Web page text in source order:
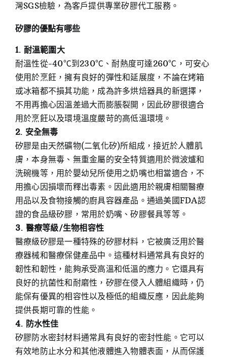
灣SGS檢驗，為客戶提供專業矽膠代工服務。
矽膠的優點有哪些
1. 耐溫範圍大
耐溫性從-40℃到230℃、耐熱度可達260℃，可安心
使用於烹飪，擁有良好的彈性和延展度，不論在烤箱
或冰箱都不損其功能，成為許多烘焙器具的新選擇，
不用再擔心因溫差過大而膨脹裂開，因此矽膠很適合
用於烹飪以及環境溫度嚴苛的高低溫環境。
2. 安全無毒
矽膠是由天然礦物(二氧化矽)所組成，接近於人體肌
膚，本身無毒、無重金屬的安全特質適用於微波爐和
洗碗機等，用於嬰幼兒所使用之奶嘴也相當適合，不
用擔心因損壞而釋出毒素。因此適用於親膚相關醫療
用品以及食物接觸的廚具容器產品。通過美國FDA認
證的食品級矽膠，常用於奶嘴、矽膠餐具等等。
3. 醫療等級/生物相容性
醫療級矽膠是一種特殊的矽膠材料，它被廣泛用於醫
療器械和醫療保健產品中。這種材料通常具有良好的
韌性和韌性，能夠承受高溫和低溫的應力。它還具有
良好的抗菌性和耐磨性，矽膠在侵入人體組織時，仍
能保有優異的相容性以及極低的組織反應，因此能夠
提供長期可靠的性能。
4. 防水性佳
矽膠防水密封材料通常具有良好的密封性能。它可以
有效地防止水分和其他液體進入物體表面，从而保護